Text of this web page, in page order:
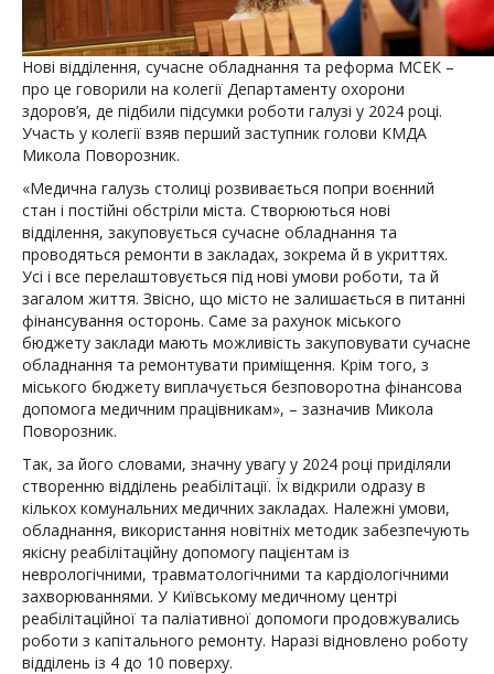
Нові відділення, сучасне обладнання та реформа МСЕК –
про це говорили на колегії Департаменту охорони
здоров’я, де підбили підсумки роботи галузі у 2024 році.
Участь у колегії взяв перший заступник голови КМДА
Микола Поворозник.
«Медична галузь столиці розвивається попри воєнний
стан і постійні обстріли міста. Створюються нові
відділення, закуповується сучасне обладнання та
проводяться ремонти в закладах, зокрема й в укриттях.
Усі і все перелаштовується під нові умови роботи, та й
загалом життя. Звісно, що місто не залишається в питанні
фінансування осторонь. Саме за рахунок міського
бюджету заклади мають можливість закуповувати сучасне
обладнання та ремонтувати приміщення. Крім того, з
міського бюджету виплачується безповоротна фінансова
допомога медичним працівникам», – зазначив Микола
Поворозник.
Так, за його словами, значну увагу у 2024 році приділяли
створенню відділень реабілітації. Їх відкрили одразу в
кількох комунальних медичних закладах. Належні умови,
обладнання, використання новітніх методик забезпечують
якісну реабілітаційну допомогу пацієнтам із
неврологічними, травматологічними та кардіологічними
захворюваннями. У Київському медичному центрі
реабілітаційної та паліативної допомоги продовжувались
роботи з капітального ремонту. Наразі відновлено роботу
відділень із 4 до 10 поверху.